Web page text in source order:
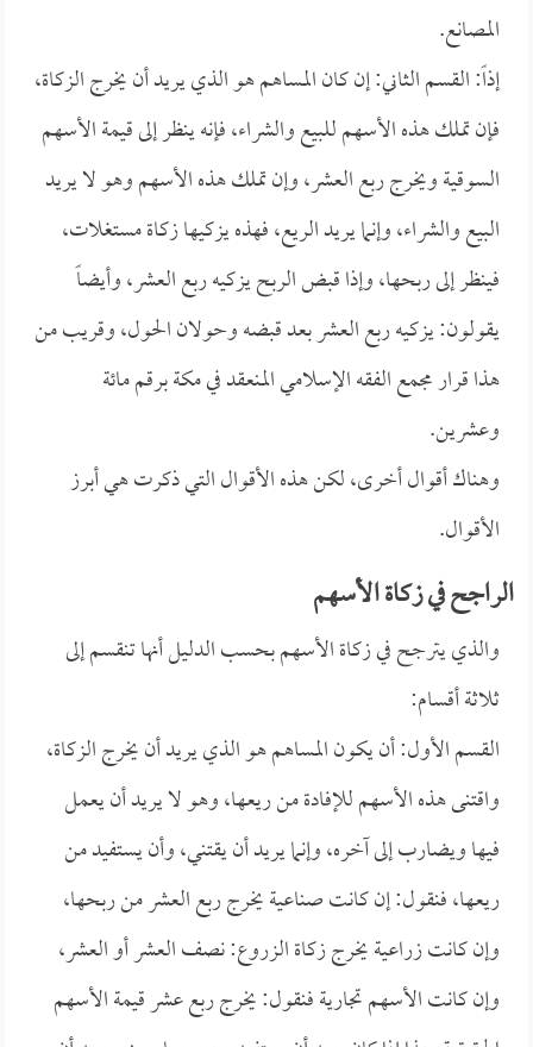
المصانع.
إذاً: القسم الثاني: إن كان المساهم هو الذي يريد أن يخرج الزكاة،
فإن تملك هذه الأسهم للبيع والشراء، فإنه ينظر إلى قيمة الأسهم
السوقية ويخرج ربع العشر، وإن تملك هذه الأسهم وهو لا يريد
البيع والشراء، وإنما يريد الريع، فهذه يزكيها زكاة مستغلات،
فينظر إلى ربحها، وإذا قبض الربح يزكيه ربع العشر، وأيضاً
يقولون: يزكيه ربع العشر بعد قبضه وحولان الحول، وقريب من
هذا قرار مجمع الفقه الإسلامي المنعقد في مكة برقم مائة
وعشرين.
وهناك أقوال أخرى، لكن هذه الأقوال التي ذكرت هي أبرز
الأقوال.
الراجح في زكاة الأسهم
والذي يترجح في زكاة الأسهم بحسب الدليل أنها تنقسم إلى
ثلاثة أقسام:
القسم الأول: أن يكون المساهم هو الذي يريد أن يخرج الزكاة،
واقتنى هذه الأسهم للإفادة من ريعها، وهو لا يريد أن يعمل
فيها ويضارب إلى آخره، وإنما يريد أن يقتني، وأن يستفيد من
ريعها، فنقول: إن كانت صناعية يخرج ربع العشر من ربحها،
وإن كانت زراعية يخرج زكاة الزروع: نصف العشر أو العشر،
وإن كانت الأسهم تجارية فنقول: يخرج ربع عشر قيمة الأسهم